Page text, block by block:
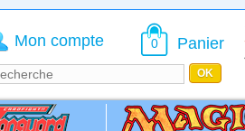
Mon compte 0 Panier